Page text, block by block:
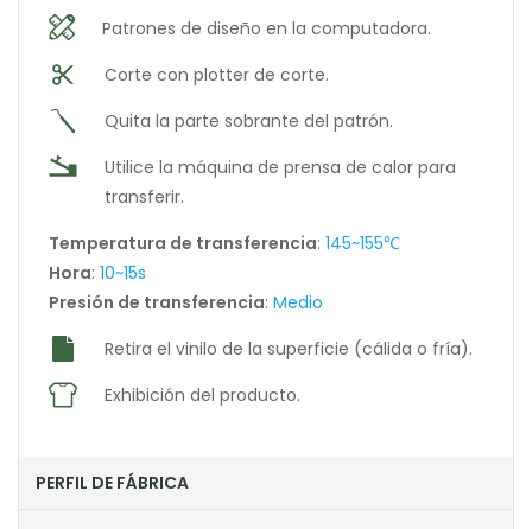
Patrones de diseño en la computadora.
Corte con plotter de corte.
Quita la parte sobrante del patrón.
Utilice la máquina de prensa de calor para
transferir.
Temperatura de transferencia: 145~155℃
Hora: 10~15s
Presión de transferencia: Medio
Retira el vinilo de la superficie (cálida o fría).
Exhibición del producto.
PERFIL DE FÁBRICA